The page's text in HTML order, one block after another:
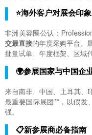
⭐海外客户对展会印象
非洲美容圈公认：
交最直接的年度采购平台。
批量试单、年度框架、区域
🌍参展国家与中国企
来自南非、中国、土耳其、
最重要国际展团**，以假发
强。
📋新参展商必备指南